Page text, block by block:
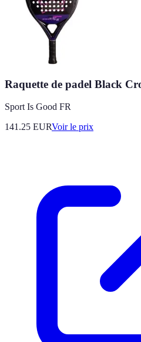
Raquette de padel Black
Sport Is Good FR
141.25 EURVoir le prix